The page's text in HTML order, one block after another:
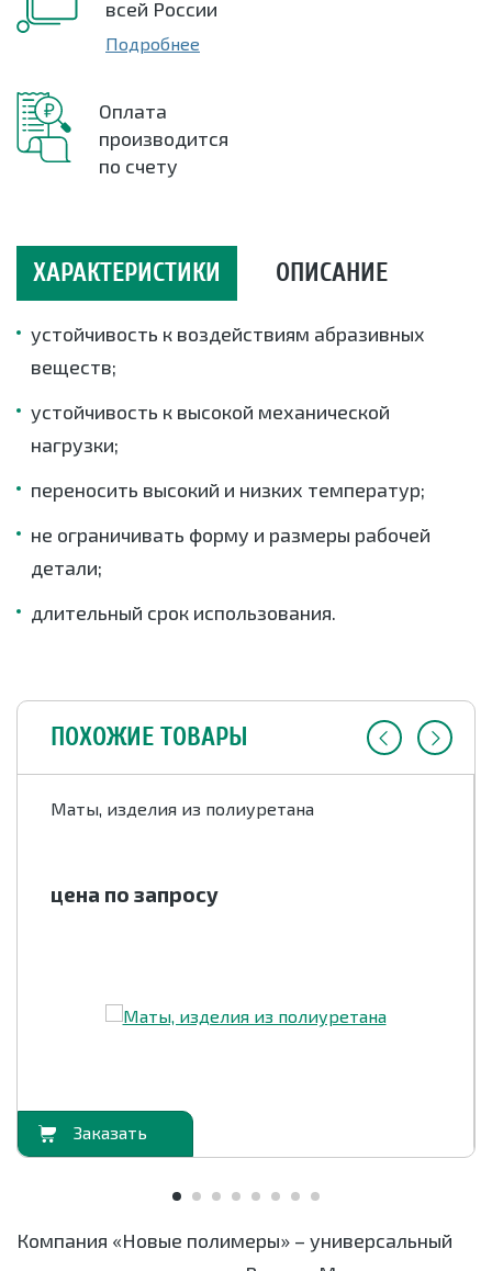
всей России
Подробнее
Оплата
производится
по счету
ХАРАКТЕРИСТИКИ ОПИСАНИЕ
устойчивость к воздействиям абразивных
веществ;
устойчивость к высокой механической
нагрузки;
переносить высокий и низких температур;
не ограничивать форму и размеры рабочей
детали;
длительный срок использования.
ПОХОЖИЕ ТОВАРЫ
Маты, изделия из полиуретана
цена по запросу
Компания «Новые полимеры» – универсальный